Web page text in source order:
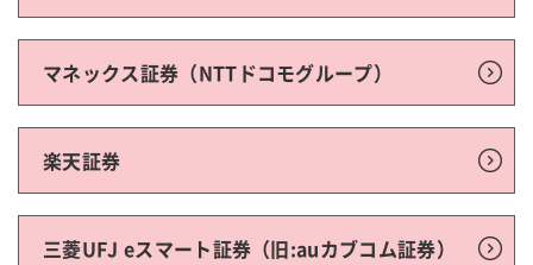
マネックス証券（NTTドコモグループ）
楽天証券
三菱UFJ eスマート証券（旧:auカブコム証券）